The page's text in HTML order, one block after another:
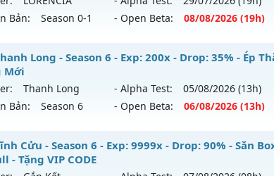
Bản:
Season 0-1 - Open Beta: 08/08/2026 (19h)
Nội - Dễ Chơi Giải Trí Miễn Phí
mới ra tháng 08 2026 - Mở máy chủLORENCIA
20x - Drop: 30%
loại: Mu Nguyên bản Webzen
Long - Season 6 - Exp: 200x - Drop: 35% - Ép
Mới
Thanh Long - Alpha Test: 05/08/2026 (13h)
Bản:
Season 6 - Open Beta: 06/08/2026 (13h)
Thanh Long - Ép Thăng Hạng Mới
mới ra tháng 08 2026 - Mở máy chủThanh Long
Cửu - Season 6 - Exp: 9999x - Drop: 90% - Săn
- Tặng VIP CODE